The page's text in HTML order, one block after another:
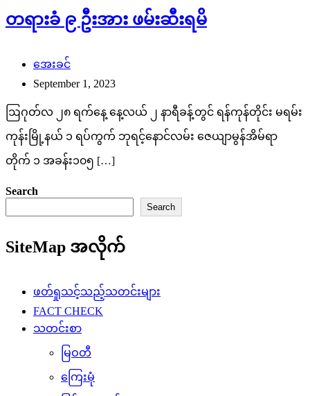
တရားခံ ၉ ဦးအား ဖမ်းဆီးရမိ
အေးခင်
September 1, 2023
ဩဂုတ်လ ၂၈ ရက်နေ့ နေ့လယ် ၂ နာရီခန့်တွင် ရန်ကုန်တိုင်း မရမ်း
ကုန်းမြို့နယ် ၁ ရပ်ကွက် ဘုရင့်နောင်လမ်း ဇေယျာမွန်အိမ်ရာ
တိုက် ‌၁ အခန်း၁၀၅ […]
Search
Search
SiteMap အလိုက်
ဖတ်ရှုသင့်သည့်သတင်းများ
FACT CHECK
သတင်းစာ
မြဝတီ
ကြေးမုံ